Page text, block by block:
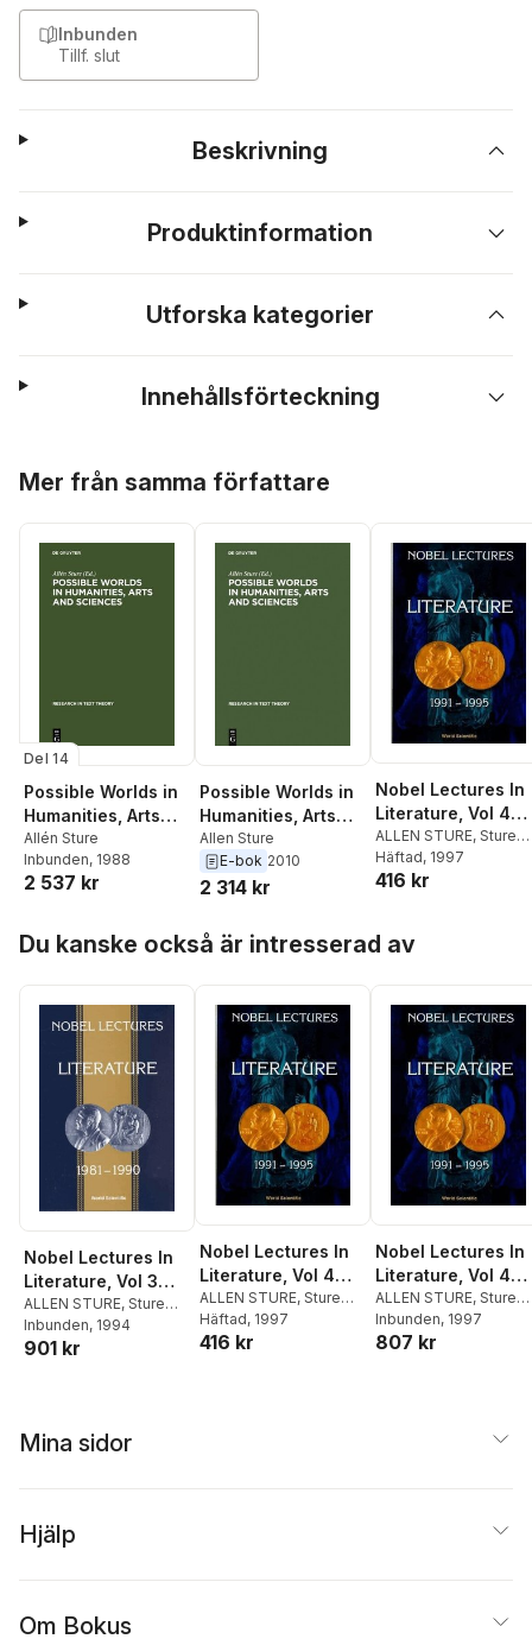
Inbunden
Tillf. slut
Beskrivning
Produktinformation
Utforska kategorier
Innehållsförteckning
Mer från samma författare
Del 14
Possible Worlds in
Humanities, Arts
and Sciences
Allén Sture
Inbunden, 1988
2 537 kr
Possible Worlds in
Humanities, Arts
and Sciences
Allen Sture
E-bok 2010
2 314 kr
Nobel Lectures In
Literature, Vol 4
(1991-1995)
ALLEN STURE, Sture
Allen
Häftad, 1997
416 kr
Du kanske också är intresserad av
Nobel Lectures In
Literature, Vol 3
(1981-1990)
ALLEN STURE, Sture
Allen
Inbunden, 1994
901 kr
Nobel Lectures In
Literature, Vol 4
(1991-1995)
ALLEN STURE, Sture
Allen
Häftad, 1997
416 kr
Nobel Lectures In
Literature, Vol 4
(1991-1995)
ALLEN STURE, Sture
Allen
Inbunden, 1997
807 kr
Mina sidor
Hjälp
Om Bokus